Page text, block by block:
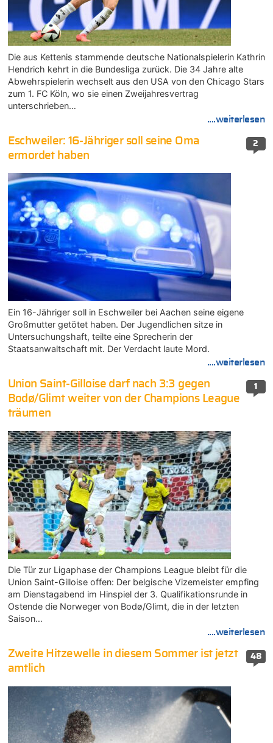
Die aus Kettenis stammende deutsche Nationalspielerin Kathrin
Hendrich kehrt in die Bundesliga zurück. Die 34 Jahre alte
Abwehrspielerin wechselt aus den USA von den Chicago Stars
zum 1. FC Köln, wo sie einen Zweijahresvertrag
unterschrieben…
....weiterlesen
2
Eschweiler: 16-Jähriger soll seine Oma
ermordet haben
Ein 16-Jähriger soll in Eschweiler bei Aachen seine eigene
Großmutter getötet haben. Der Jugendlichen sitze in
Untersuchungshaft, teilte eine Sprecherin der
Staatsanwaltschaft mit. Der Verdacht laute Mord.
....weiterlesen
1
Union Saint-Gilloise darf nach 3:3 gegen
Bodø/Glimt weiter von der Champions League
träumen
Die Tür zur Ligaphase der Champions League bleibt für die
Union Saint-Gilloise offen: Der belgische Vizemeister empfing
am Dienstagabend im Hinspiel der 3. Qualifikationsrunde in
Ostende die Norweger von Bodø/Glimt, die in der letzten
Saison…
....weiterlesen
48
Zweite Hitzewelle in diesem Sommer ist jetzt
amtlich